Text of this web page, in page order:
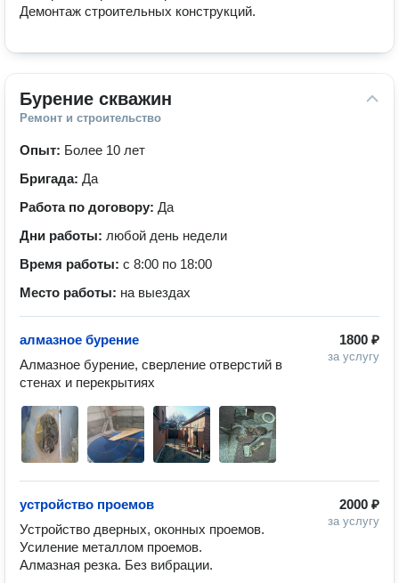
Демонтаж строительных конструкций.
Бурение скважин
Ремонт и строительство
Опыт: Более 10 лет
Бригада: Да
Работа по договору: Да
Дни работы: любой день недели
Время работы: с 8:00 по 18:00
Место работы: на выездах
1800 ₽
за услугу
алмазное бурение
Алмазное бурение, сверление отверстий в
стенах и перекрытиях
2000 ₽
за услугу
устройство проемов
Устройство дверных, оконных проемов.
Усиление металлом проемов.
Алмазная резка. Без вибрации.